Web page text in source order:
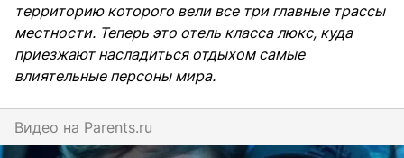
территорию которого вели все три главные трассы
местности. Теперь это отель класса люкс, куда
приезжают насладиться отдыхом самые
влиятельные персоны мира.
Видео на parents.ru